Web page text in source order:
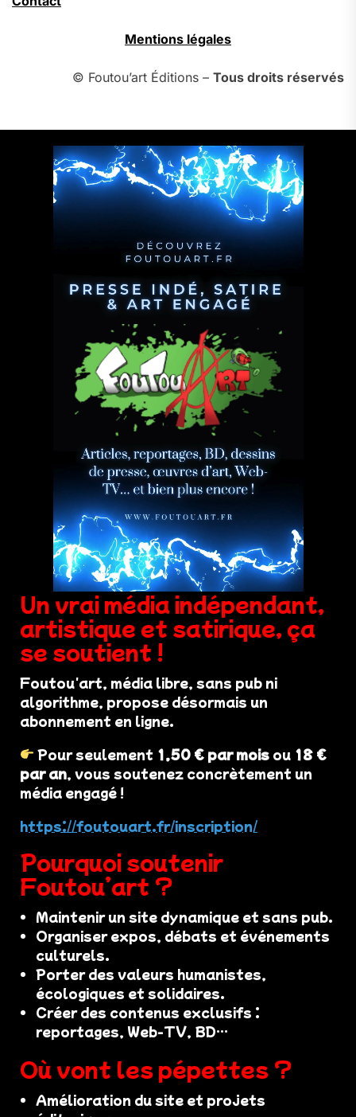
Mentions légales
© Foutou’art Éditions – Tous droits réservés
Un vrai média indépendant,
artistique et satirique, ça
se soutient !
Foutou'art, média libre, sans pub ni
algorithme, propose désormais un
abonnement en ligne.
Pour seulement 1,50 € par mois ou 18 €
par an, vous soutenez concrètement un
média engagé !
https://foutouart.fr/inscription/
Pourquoi soutenir
Foutou’art ?
Maintenir un site dynamique et sans pub.
Organiser expos, débats et événements
culturels.
Porter des valeurs humanistes,
écologiques et solidaires.
Créer des contenus exclusifs :
reportages, Web-TV, BD…
Où vont les pépettes ?
Amélioration du site et projets